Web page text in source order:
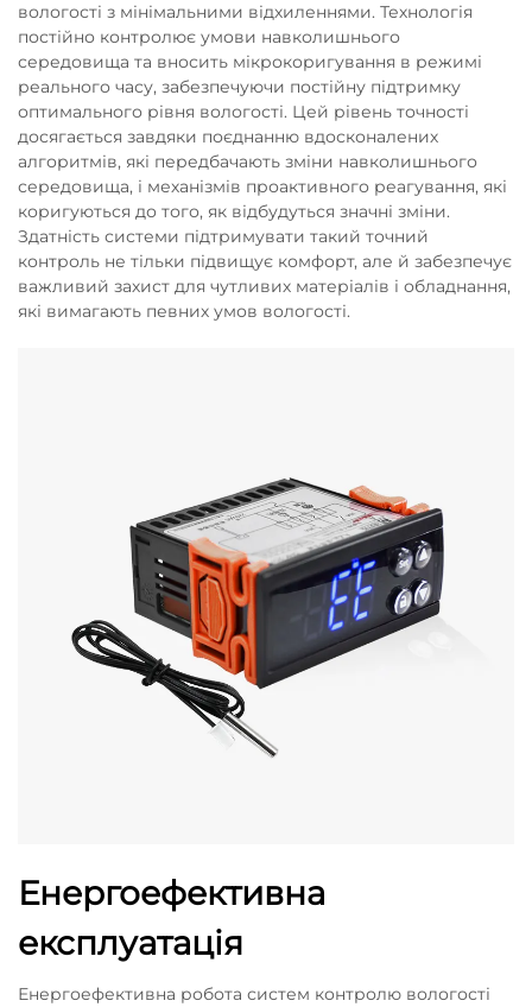
вологості з мінімальними відхиленнями. Технологія
постійно контролює умови навколишнього
середовища та вносить мікрокоригування в режимі
реального часу, забезпечуючи постійну підтримку
оптимального рівня вологості. Цей рівень точності
досягається завдяки поєднанню вдосконалених
алгоритмів, які передбачають зміни навколишнього
середовища, і механізмів проактивного реагування, які
коригуються до того, як відбудуться значні зміни.
Здатність системи підтримувати такий точний
контроль не тільки підвищує комфорт, але й забезпечує
важливий захист для чутливих матеріалів і обладнання,
які вимагають певних умов вологості.
Енергоефективна
експлуатація
Енергоефективна робота систем контролю вологості